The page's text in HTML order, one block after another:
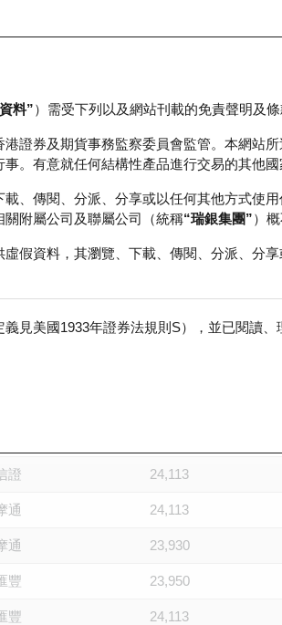
正股資料及市場統計 瑞銀輪證教室
料”）需受下列以及網站刊載的免責聲明及條
證券及期貨事務監察委員會監管。本網站所
。有意就任何結構性產品進行交易的其他國
、傳閱、分派、分享或以任何其他方式使
附屬公司及聯屬公司（統稱“瑞銀集團”）
假資料，其瀏覽、下載、傳閱、分派、分
見美國1933年證券法規則S），並已閱讀、
證 24,113
通 24,113
通 23,930
豐 23,950
豐 24,113